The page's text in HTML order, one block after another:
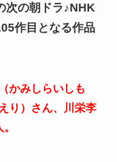
次の朝ドラ♪NHK
作目となる作品
かみしらいしも
り）さん、川栄李